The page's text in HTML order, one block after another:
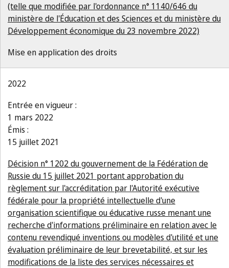
(telle que modifiée par l'ordonnance n° 1140/646 du
ministère de l'Éducation et des Sciences et du ministère du
Développement économique du 23 novembre 2022)
Mise en application des droits
2022
Entrée en vigueur :
1 mars 2022
Émis :
15 juillet 2021
Décision n° 1202 du gouvernement de la Fédération de
Russie du 15 juillet 2021 portant approbation du
règlement sur l'accréditation par l'Autorité exécutive
fédérale pour la propriété intellectuelle d'une
organisation scientifique ou éducative russe menant une
recherche d'informations préliminaire en relation avec le
contenu revendiqué inventions ou modèles d'utilité et une
évaluation préliminaire de leur brevetabilité, et sur les
modifications de la liste des services nécessaires et